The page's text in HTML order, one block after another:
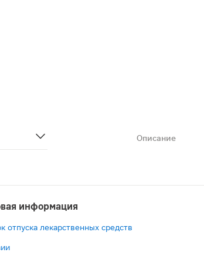
Описание
информация
отпуска лекарственных средств